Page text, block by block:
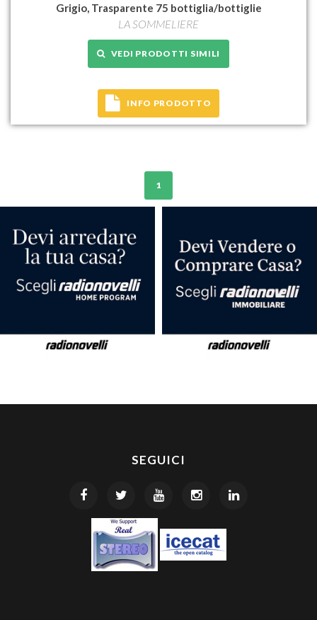
Grigio, Trasparente 75 bottiglia/bottiglie
LA SOMMELIERE
VEDI PRODOTTI SIMILI
INFO PRODOTTO
1
SEGUICI